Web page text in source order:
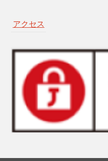
アクセス